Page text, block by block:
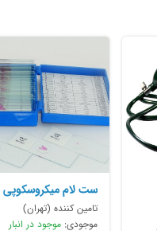
ست لام میکروسکوپی
25عددی جنین شناسی
تامین کننده (تهران)
موجودی:موجود در انبار